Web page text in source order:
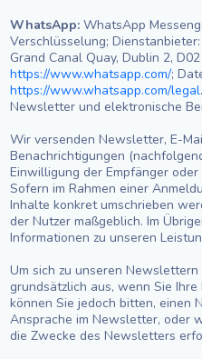
WhatsApp:WhatsApp
Verschlüsselung;
Grand Canal Quay, Dublin 2,
https://www.whatsapp.com/;
https://www.whatsapp.com/legal.
Newsletter und elektronische
Wir versenden Newsletter, E-
Benachrichtigungen
Einwilligung der Empfänger
Sofern im Rahmen einer
Inhalte konkret umschrieben
der Nutzer maßgeblich. Im
Informationen zu unseren
Um sich zu unseren
grundsätzlich aus, wenn Sie
können Sie jedoch bitten, einen
Ansprache im Newsletter, oder
die Zwecke des Newsletters